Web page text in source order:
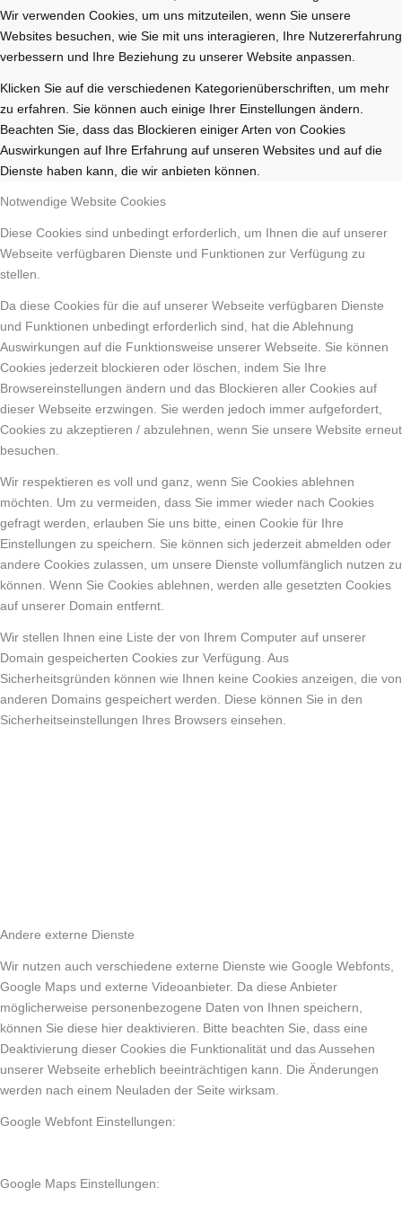
Wir verwenden Cookies, um uns mitzuteilen, wenn Sie unsere
Websites besuchen, wie Sie mit uns interagieren, Ihre Nutzererfahrung
verbessern und Ihre Beziehung zu unserer Website anpassen.
Klicken Sie auf die verschiedenen Kategorienüberschriften, um mehr
zu erfahren. Sie können auch einige Ihrer Einstellungen ändern.
Beachten Sie, dass das Blockieren einiger Arten von Cookies
Auswirkungen auf Ihre Erfahrung auf unseren Websites und auf die
Dienste haben kann, die wir anbieten können.
Notwendige Website Cookies
Diese Cookies sind unbedingt erforderlich, um Ihnen die auf unserer
Webseite verfügbaren Dienste und Funktionen zur Verfügung zu
stellen.
Da diese Cookies für die auf unserer Webseite verfügbaren Dienste
und Funktionen unbedingt erforderlich sind, hat die Ablehnung
Auswirkungen auf die Funktionsweise unserer Webseite. Sie können
Cookies jederzeit blockieren oder löschen, indem Sie Ihre
Browsereinstellungen ändern und das Blockieren aller Cookies auf
dieser Webseite erzwingen. Sie werden jedoch immer aufgefordert,
Cookies zu akzeptieren / abzulehnen, wenn Sie unsere Website erneut
besuchen.
Wir respektieren es voll und ganz, wenn Sie Cookies ablehnen
möchten. Um zu vermeiden, dass Sie immer wieder nach Cookies
gefragt werden, erlauben Sie uns bitte, einen Cookie für Ihre
Einstellungen zu speichern. Sie können sich jederzeit abmelden oder
andere Cookies zulassen, um unsere Dienste vollumfänglich nutzen zu
können. Wenn Sie Cookies ablehnen, werden alle gesetzten Cookies
auf unserer Domain entfernt.
Wir stellen Ihnen eine Liste der von Ihrem Computer auf unserer
Domain gespeicherten Cookies zur Verfügung. Aus
Sicherheitsgründen können wie Ihnen keine Cookies anzeigen, die von
anderen Domains gespeichert werden. Diese können Sie in den
Sicherheitseinstellungen Ihres Browsers einsehen.
Andere externe Dienste
Wir nutzen auch verschiedene externe Dienste wie Google Webfonts,
Google Maps und externe Videoanbieter. Da diese Anbieter
möglicherweise personenbezogene Daten von Ihnen speichern,
können Sie diese hier deaktivieren. Bitte beachten Sie, dass eine
Deaktivierung dieser Cookies die Funktionalität und das Aussehen
unserer Webseite erheblich beeinträchtigen kann. Die Änderungen
werden nach einem Neuladen der Seite wirksam.
Google Webfont Einstellungen:
Google Maps Einstellungen: